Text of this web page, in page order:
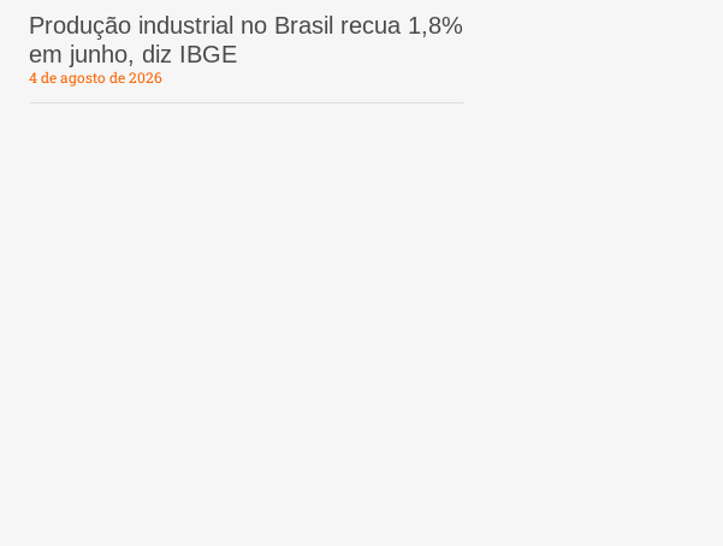
Produção industrial no Brasil recua 1,8%
em junho, diz IBGE
4 de agosto de 2026